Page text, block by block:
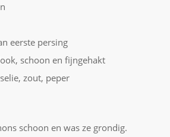
eerste persing
schoon en fijngehakt
zout, peper
schoon en was ze grondig.